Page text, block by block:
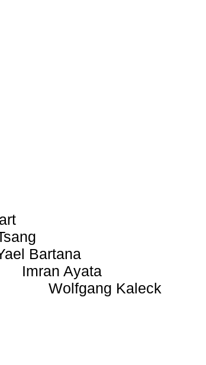
Bartana
Imran Ayata
Wolfgang Kaleck